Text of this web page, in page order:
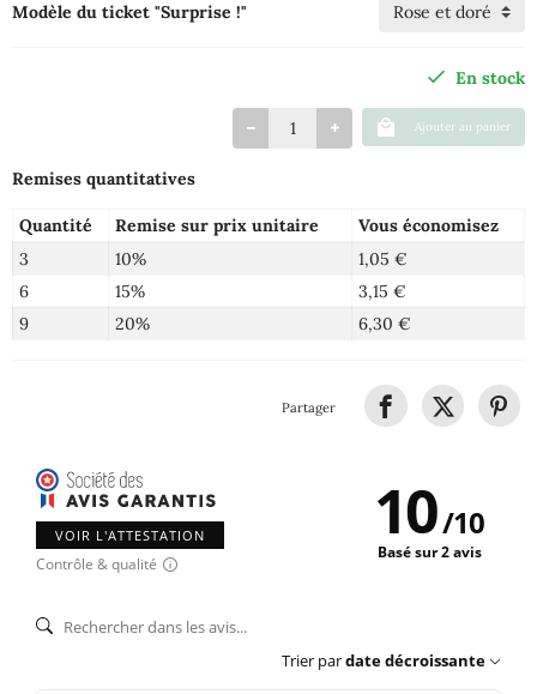
Modèle du ticket "Surprise !"
En stock
Ajouter au panier
Remises quantitatives
Quantité Remise sur prix unitaire
Vous économisez
3
10%
1,05 €
6
15%
3,15 €
9
20% 6,30 €
Partager
VOIR L'ATTESTATION
Contrôle & qualité
10/10
Basé sur 2 avis
Trier pardate décroissante